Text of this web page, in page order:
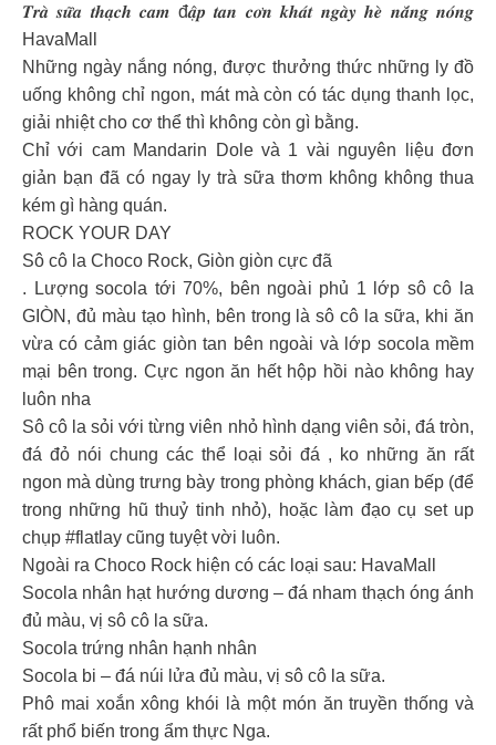
𝑻𝒓𝒂̀ 𝒔𝒖̛̃𝒂 𝒕𝒉𝒂̣𝒄𝒉 𝒄𝒂𝒎 đ𝒂̣̂𝒑 𝒕𝒂𝒏 𝒄𝒐̛𝒏 𝒌𝒉𝒂́𝒕 𝒏𝒈𝒂̀𝒚 𝒉𝒆̀ 𝒏𝒂̆́𝒏𝒈 𝒏𝒐́𝒏𝒈
HavaMall
Những ngày nắng nóng, được thưởng thức những ly đồ
uống không chỉ ngon, mát mà còn có tác dụng thanh lọc,
giải nhiệt cho cơ thể thì không còn gì bằng.
Chỉ với cam Mandarin Dole và 1 vài nguyên liệu đơn
giản bạn đã có ngay ly trà sữa thơm không không thua
kém gì hàng quán.
ROCK YOUR DAY
Sô cô la Choco Rock, Giòn giòn cực đã
. Lượng socola tới 70%, bên ngoài phủ 1 lớp sô cô la
GIÒN, đủ màu tạo hình, bên trong là sô cô la sữa, khi ăn
vừa có cảm giác giòn tan bên ngoài và lớp socola mềm
mại bên trong. Cực ngon ăn hết hộp hồi nào không hay
luôn nha
Sô cô la sỏi với từng viên nhỏ hình dạng viên sỏi, đá tròn,
đá đỏ nói chung các thể loại sỏi đá , ko những ăn rất
ngon mà dùng trưng bày trong phòng khách, gian bếp (để
trong những hũ thuỷ tinh nhỏ), hoặc làm đạo cụ set up
chụp #flatlay cũng tuyệt vời luôn.
Ngoài ra Choco Rock hiện có các loại sau: HavaMall
Socola nhân hạt hướng dương – đá nham thạch óng ánh
đủ màu, vị sô cô la sữa.
Socola trứng nhân hạnh nhân
Socola bi – đá núi lửa đủ màu, vị sô cô la sữa.
Phô mai xoắn xông khói là một món ăn truyền thống và
rất phổ biến trong ẩm thực Nga.